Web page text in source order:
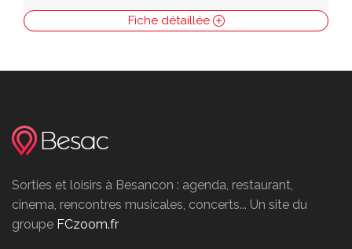
Fiche détaillée
Sorties et loisirs à Besancon : agenda, restaurant,
cinema, rencontres musicales, concerts... Un site du
groupe FCzoom.fr